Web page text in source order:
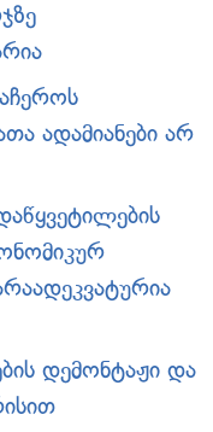
ადამიანები არ
დემონტაჟი და